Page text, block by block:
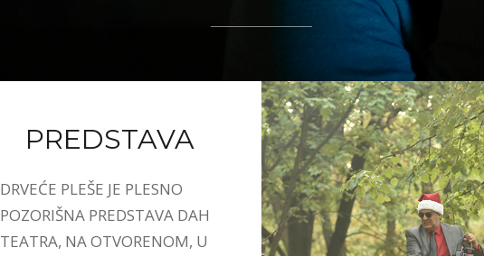
PREDSTAVA
DRVEĆE PLEŠE JE PLESNO
POZORIŠNA PREDSTAVA DAH
TEATRA, NA OTVORENOM, U